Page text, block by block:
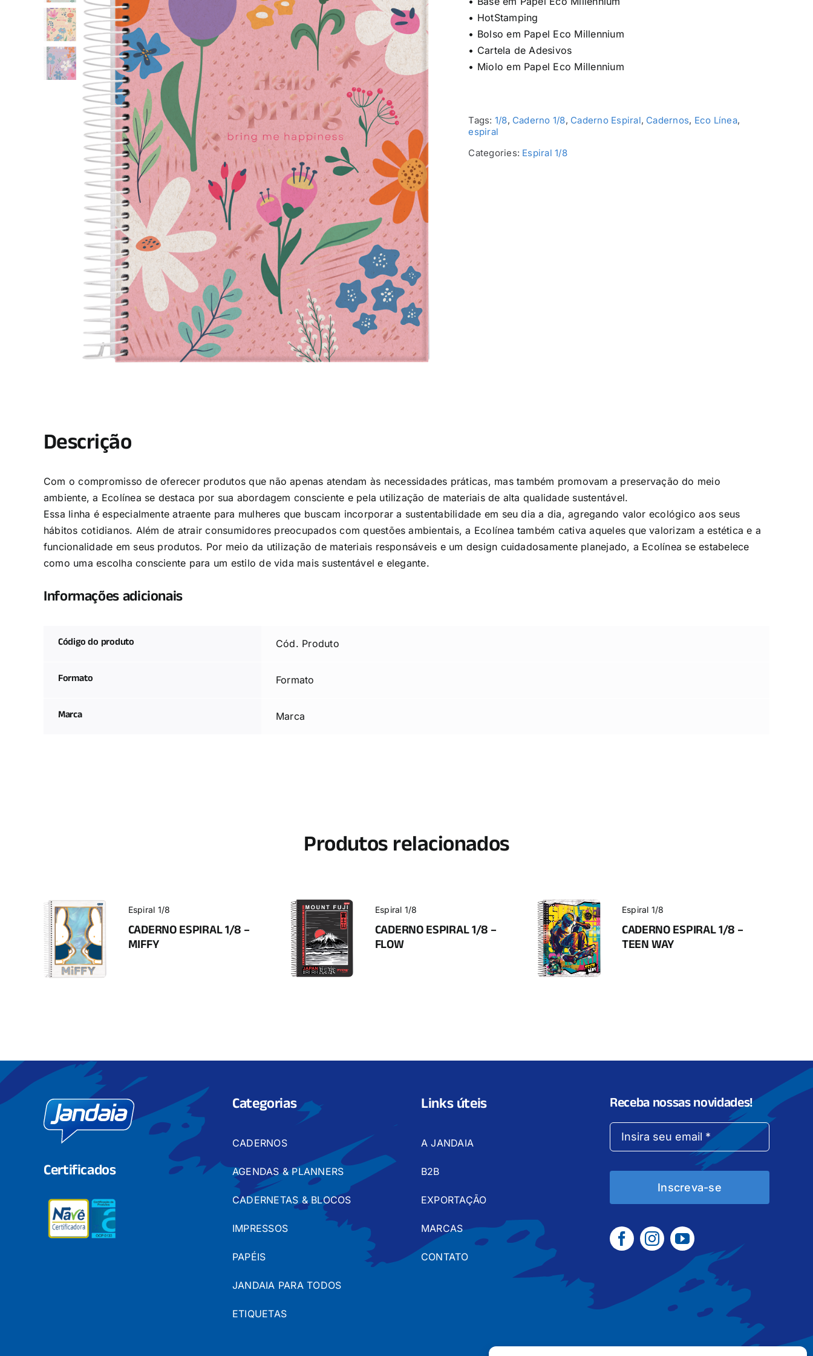
• HotStamping
• Bolso em Papel Eco Millennium
• Cartela de Adesivos
• Miolo em Papel Eco Millennium
Tags: 1/8, Caderno 1/8, Caderno Espiral, Cadernos, Eco Línea,
espiral
Categories: Espiral 1/8
Descrição
Com o compromisso de oferecer produtos que não apenas atendam às necessidades práticas, mas também promovam a preservação do meio
ambiente, a Ecolínea se destaca por sua abordagem consciente e pela utilização de materiais de alta qualidade sustentável.
Essa linha é especialmente atraente para mulheres que buscam incorporar a sustentabilidade em seu dia a dia, agregando valor ecológico aos seus
hábitos cotidianos. Além de atrair consumidores preocupados com questões ambientais, a Ecolínea também cativa aqueles que valorizam a estética e a
funcionalidade em seus produtos. Por meio da utilização de materiais responsáveis e um design cuidadosamente planejado, a Ecolínea se estabelece
como uma escolha consciente para um estilo de vida mais sustentável e elegante.
Informações adicionais
Código do produto Cód. Produto
Formato Formato
Marca Marca
Produtos relacionados
Espiral 1/8
CADERNO ESPIRAL 1/8 –
MIFFY
Espiral 1/8
CADERNO ESPIRAL 1/8 –
FLOW
Espiral 1/8
CADERNO ESPIRAL 1/8 –
TEEN WAY
Certificados
Categorias
CADERNOS
AGENDAS & PLANNERS
CADERNETAS & BLOCOS
IMPRESSOS
PAPÉIS
JANDAIA PARA TODOS
ETIQUETAS
Links úteis
A JANDAIA
B2B
EXPORTAÇÃO
MARCAS
CONTATO
Receba nossas novidades!
Inscreva-se